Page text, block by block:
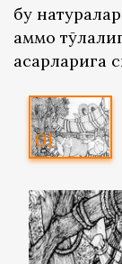
бу
аммо
асарларига
01 /3